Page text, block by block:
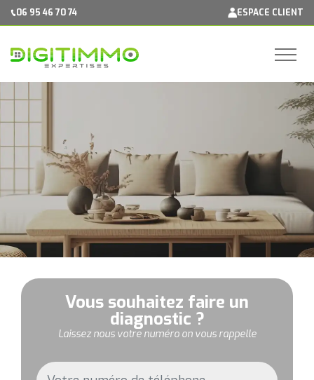
06 95 46 70 74 ESPACE CLIENT
Vous souhaitez faire un
diagnostic ?
Laissez nous votre numéro on vous rappelle
Panneau de gestion des cookies